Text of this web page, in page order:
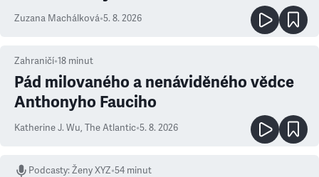
Zuzana Machálková•5. 8. 2026
Zahraničí•18 minut
Pád milovaného a nenáviděného vědce
Anthonyho Fauciho
Katherine J. Wu, The Atlantic•5. 8. 2026
Podcasty:Ženy XYZ•54 minut